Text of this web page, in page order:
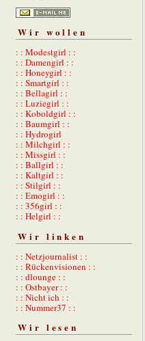
Wir wollen
: : Modestgirl : :
: : Damengirl : :
: : Honeygirl : :
: : Smartgirl : :
: : Bellagirl : :
: : Luziegirl : :
: : Koboldgirl : :
: : Baumgirl : :
: : Hydrogirl
: : Milchgirl : :
: : Missgirl : :
: : Ballgirl : :
: : Kaltgirl : :
: : Stilgirl : :
: : Emogirl : :
: : 356girl : :
: : Helgirl : :
Wir linken
: : Netzjournalist : :
: : Rückenvisionen : :
: : dlounge : :
: : Ostbayer : :
: : Nicht ich : :
: : Nummer37 : :
Wir lesen